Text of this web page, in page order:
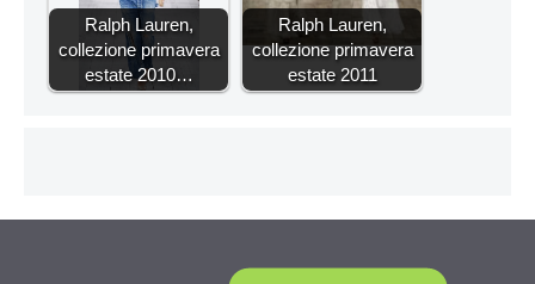
Ralph Lauren,
collezione primavera
estate 2010…
Ralph Lauren,
collezione primavera
estate 2011